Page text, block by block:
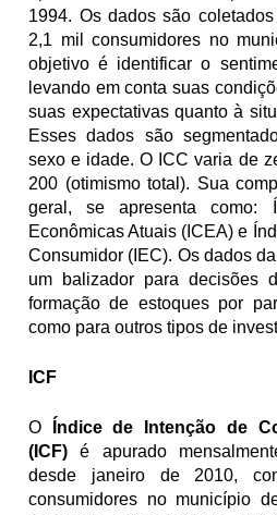
1994. Os dados são
2,1 mil consumidores no
objetivo é identificar o
levando em conta suas
suas expectativas quanto à
Esses dados são
sexo e idade. O ICC varia de
200 (otimismo total). Sua
geral, se apresenta como:
Econômicas Atuais (ICEA) e
Consumidor (IEC). Os dados
um balizador para decisões
formação de estoques por
como para outros tipos de
ICF
O
Índice de Intenção de
(ICF) é apurado
desde janeiro de 2010,
consumidores no município